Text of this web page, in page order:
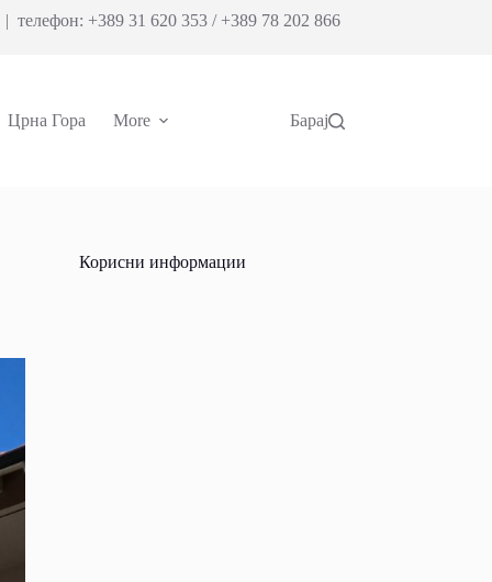
телефон: +389 31 620 353 / +389 78 202 866
Црна Гора More Барај
Корисни информации